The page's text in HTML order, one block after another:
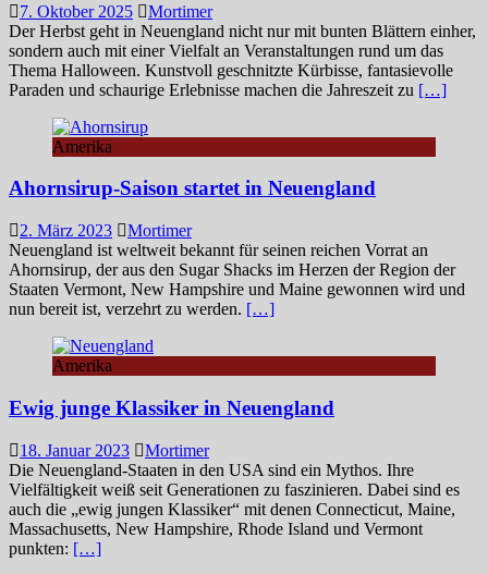
7. Oktober 2025
Mortimer
Der Herbst geht in Neuengland nicht nur mit bunten Blättern einher,
sondern auch mit einer Vielfalt an Veranstaltungen rund um das
Thema Halloween. Kunstvoll geschnitzte Kürbisse, fantasievolle
Paraden und schaurige Erlebnisse machen die Jahreszeit zu […]
Amerika
Ahornsirup-Saison startet in Neuengland
2. März 2023
Mortimer
Neuengland ist weltweit bekannt für seinen reichen Vorrat an
Ahornsirup, der aus den Sugar Shacks im Herzen der Region der
Staaten Vermont, New Hampshire und Maine gewonnen wird und
nun bereit ist, verzehrt zu werden. […]
Amerika
Ewig junge Klassiker in Neuengland
18. Januar 2023
Mortimer
Die Neuengland-Staaten in den USA sind ein Mythos. Ihre
Vielfältigkeit weiß seit Generationen zu faszinieren. Dabei sind es
auch die „ewig jungen Klassiker“ mit denen Connecticut, Maine,
Massachusetts, New Hampshire, Rhode Island und Vermont
punkten: […]